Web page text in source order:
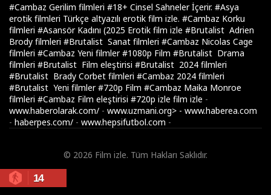
#Cambaz Gerilim filmleri #18+ Cinsel Sahneler İçerir. #Asya
erotik filmleri Türkçe altyazılı erotik film izle. #Cambaz Korku
filmleri #Asansör Kadını (2025 Erotik film izle #Brutalist Adrien
Brody filmleri #Brutalist Sanat filmleri #Cambaz Nicolas Cage
filmleri #Cambaz Yeni filmler#1080p Film #Brutalist Drama
filmleri #Brutalist Film eleştirisi #Brutalist 2024 filmleri
#Brutalist Brady Corbet filmleri #Cambaz 2024 filmleri
#Brutalist Yeni filmler#720p Film #Cambaz Maika Monroe
filmleri #Cambaz Film eleştirisi #720p izle film izle -
www.haberolarak.com/ - www.uzmani.org> - www.haberea.com
- haberpes.com/ - www.hepsifutbol.com -
© 2026 Film izle. Tüm Hakları Saklıdır.
14